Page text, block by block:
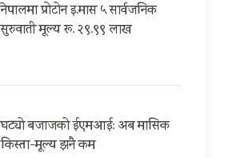
नेपालमा प्रोटोन इ.मास ५ सार्वजनिक
सुरुवाती मूल्य रू. २९.९९ लाख
घट्यो बजाजको ईएमआई: अब मासिक
किस्ता-मूल्य झनै कम